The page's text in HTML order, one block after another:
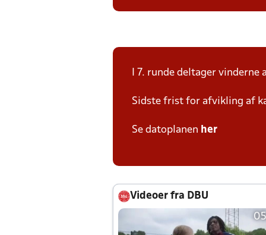
I 7. runde deltager vinderne
Sidste frist for afvikling af
Se datoplanen her
Videoer fra DBU